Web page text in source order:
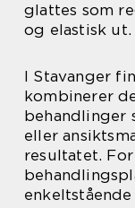
glattes som
og elastisk ut.
I Stavanger
kombinerer
behandlinger
eller
resultatet.